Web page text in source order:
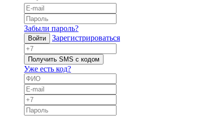
Забыли пароль?
Войти Зарегистрироваться
Получить SMS с кодом
Уже есть код?